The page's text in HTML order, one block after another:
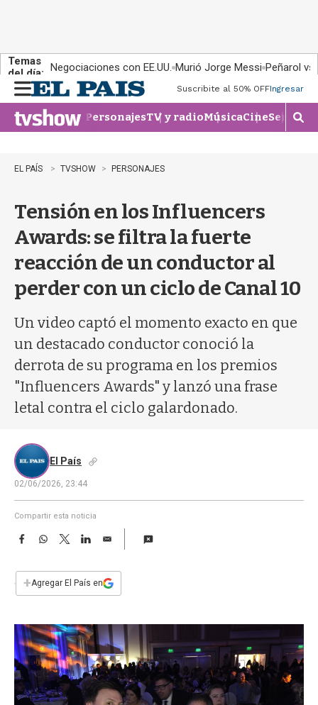
Temas
del día: Negociaciones con EE.UU. Murió Jorge Messi Peñarol
n
u
Suscribite al 50% OFFIngresar
PersonajesTV y radioMúsicaCineSeries
M
o
u
e
EL PAÍS TVSHOW PERSONAJES
Tensión en los Influencers
Awards: se filtra la fuerte
reacción de un conductor al
perder con un ciclo de Canal 10
Un video captó el momento exacto en que
un destacado conductor conoció la
derrota de su programa en los premios
"Influencers Awards" y lanzó una frase
letal contra el ciclo galardonado.
El País
02/06/2026, 23:44
Compartir esta noticia
F
e
b
k
W
s
p
T
w
t
L
n
E
i
l
+Agregar El País en